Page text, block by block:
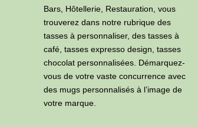
Bars, Hôtellerie, Restauration, vous
trouverez dans notre rubrique des
tasses à personnaliser, des tasses à
café, tasses expresso design, tasses
chocolat personnalisées. Démarquez-
vous de votre vaste concurrence avec
des mugs personnalisés à l’image de
votre marque.